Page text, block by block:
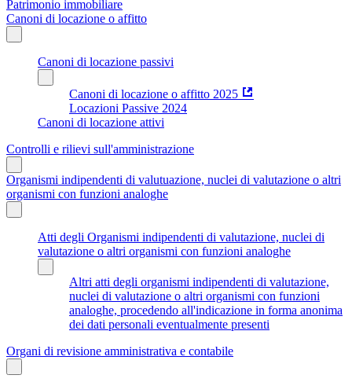
Patrimonio immobiliare
Canoni di locazione o affitto
Canoni di locazione passivi
Canoni di locazione o affitto 2025
Locazioni Passive 2024
Canoni di locazione attivi
Controlli e rilievi sull'amministrazione
Organismi indipendenti di valutuazione, nuclei di valutazione o altri
organismi con funzioni analoghe
Atti degli Organismi indipendenti di valutazione, nuclei di
valutazione o altri organismi con funzioni analoghe
Altri atti degli organismi indipendenti di valutazione,
nuclei di valutazione o altri organismi con funzioni
analoghe, procedendo all'indicazione in forma anonima
dei dati personali eventualmente presenti
Organi di revisione amministrativa e contabile